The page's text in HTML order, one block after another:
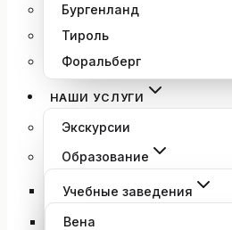
Бургенланд
Тироль
Форальберг
НАШИ УСЛУГИ
Экскурсии
Образование
Учебные заведения
Вена